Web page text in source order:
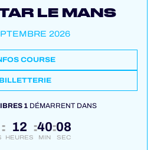
LE MANS
2026
COURSE
BILLETTERIE
1DÉMARRENT DANS
: 12
HEURES
:40
MIN
:07
SEC